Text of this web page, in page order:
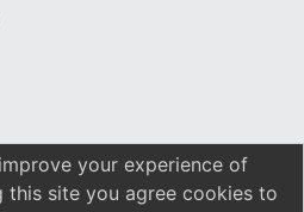
your experience of
this site you agree cookies to